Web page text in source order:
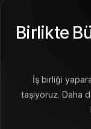
Birlikte
İş birliği
taşıyoruz. Daha